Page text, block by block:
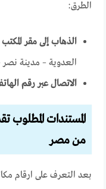
الطرق:
الذهاب إلى مقر
العدوية – مدينة
الاتصال عبر رقم
المستندات المطلوب
من مصر
بعد التعرف على ارقام